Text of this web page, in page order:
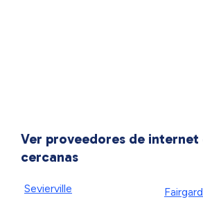
Ver proveedores de internet
cercanas
Sevierville